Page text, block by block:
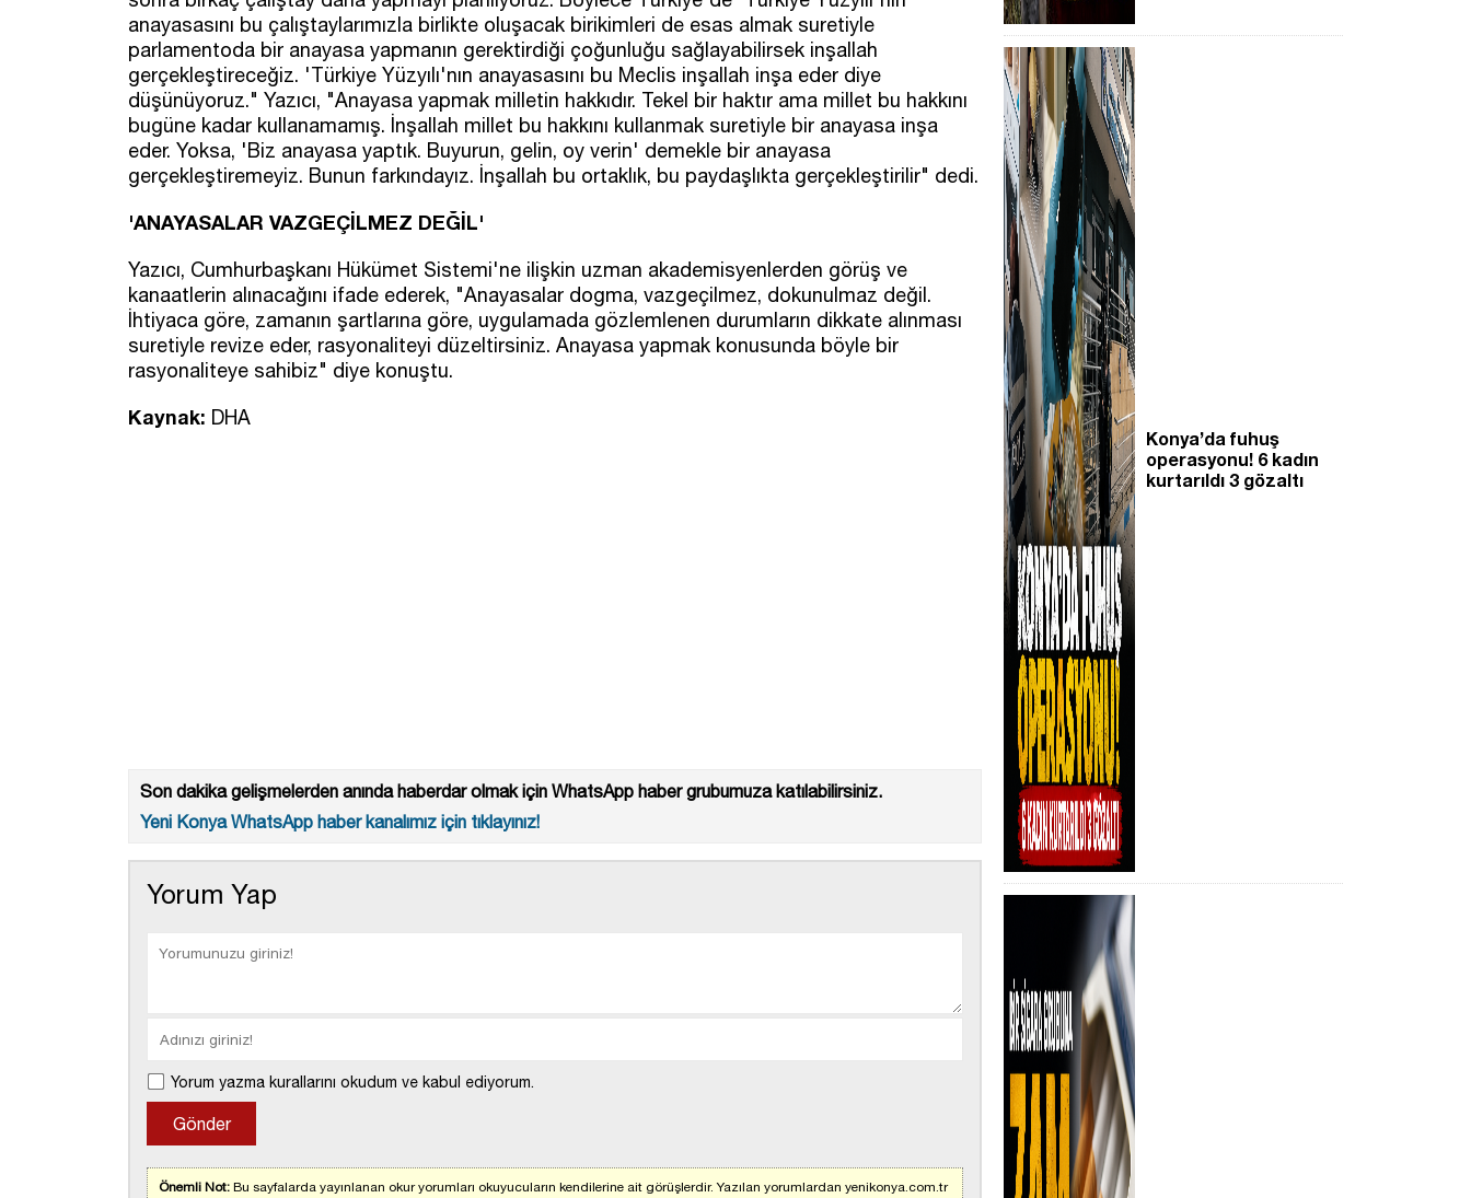
anayasasını bu çalıştaylarımızla birlikte oluşacak birikimleri de esas almak suretiyle
parlamentoda bir anayasa yapmanın gerektirdiği çoğunluğu sağlayabilirsek inşallah
gerçekleştireceğiz. 'Türkiye Yüzyılı'nın anayasasını bu Meclis inşallah inşa eder diye
düşünüyoruz." Yazıcı, "Anayasa yapmak milletin hakkıdır. Tekel bir haktır ama millet bu hakkını
bugüne kadar kullanamamış. İnşallah millet bu hakkını kullanmak suretiyle bir anayasa inşa
eder. Yoksa, 'Biz anayasa yaptık. Buyurun, gelin, oy verin' demekle bir anayasa
gerçekleştiremeyiz. Bunun farkındayız. İnşallah bu ortaklık, bu paydaşlıkta gerçekleştirilir" dedi.
'ANAYASALAR VAZGEÇİLMEZ DEĞİL'
Yazıcı, Cumhurbaşkanı Hükümet Sistemi'ne ilişkin uzman akademisyenlerden görüş ve
kanaatlerin alınacağını ifade ederek, "Anayasalar dogma, vazgeçilmez, dokunulmaz değil.
İhtiyaca göre, zamanın şartlarına göre, uygulamada gözlemlenen durumların dikkate alınması
suretiyle revize eder, rasyonaliteyi düzeltirsiniz. Anayasa yapmak konusunda böyle bir
rasyonaliteye sahibiz" diye konuştu.
Kaynak: DHA
Son dakika gelişmelerden anında haberdar olmak için WhatsApp haber grubumuza katılabilirsiniz.
Yeni Konya WhatsApp haber kanalımız için tıklayınız!
Yorum Yap
Yorum yazma kurallarını okudum ve kabul ediyorum.
Önemli Not: Bu sayfalarda yayınlanan okur yorumları okuyucuların kendilerine ait görüşlerdir. Yazılan yorumlardan yenikonya.com.tr
Konya’da fuhuş
operasyonu! 6 kadın
kurtarıldı 3 gözaltı